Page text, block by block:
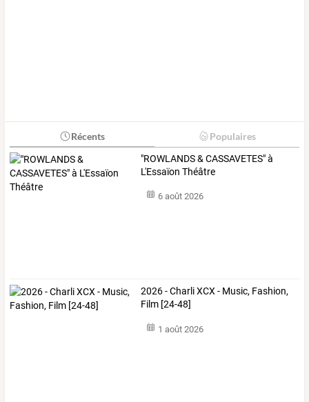
Récents Populaires
"ROWLANDS & CASSAVETES" à
L'Essaïon Théâtre
6 août 2026
2026 - Charli XCX - Music, Fashion,
Film [24-48]
1 août 2026